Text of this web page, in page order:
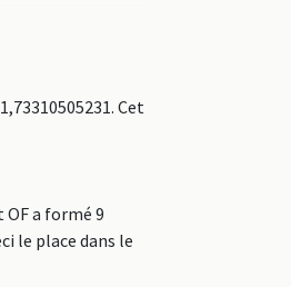
Cet
a formé 9
le place dans le